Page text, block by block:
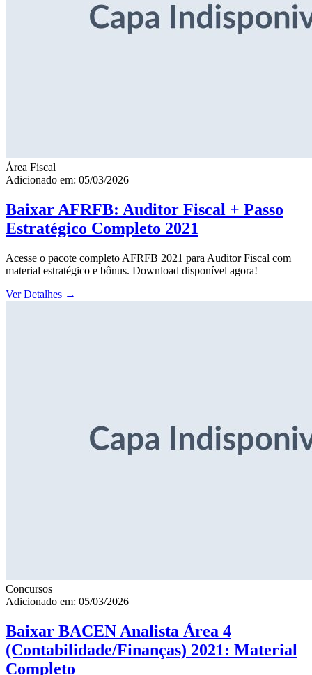
Área Fiscal
Adicionado em: 05/03/2026
Baixar AFRFB: Auditor Fiscal + Passo
Estratégico Completo 2021
Acesse o pacote completo AFRFB 2021 para Auditor Fiscal com
material estratégico e bônus. Download disponível agora!
Ver Detalhes →
Concursos
Adicionado em: 05/03/2026
Baixar BACEN Analista Área 4
(Contabilidade/Finanças) 2021: Material
Completo